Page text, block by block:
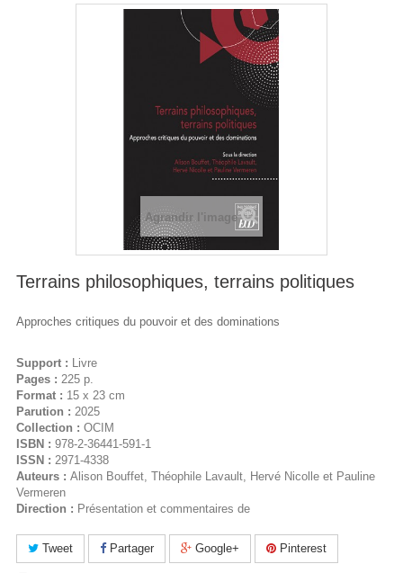
Agrandir l'image
Terrains philosophiques, terrains politiques
Approches critiques du pouvoir et des dominations
Support : Livre
Pages : 225 p.
Format : 15 x 23 cm
Parution : 2025
Collection : OCIM
ISBN : 978-2-36441-591-1
ISSN : 2971-4338
Auteurs : Alison Bouffet, Théophile Lavault, Hervé Nicolle et Pauline
Vermeren
Direction : Présentation et commentaires de
Tweet Partager Google+ Pinterest